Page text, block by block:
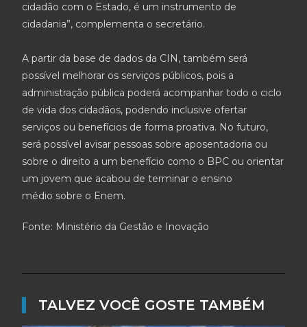
cidadão com o Estado, é um instrumento de
cidadania”, complementa o secretário.
A partir da base de dados da CIN, também será
possível melhorar os serviços públicos, pois a
administração pública poderá acompanhar todo o ciclo
de vida dos cidadãos, podendo inclusive ofertar
serviços ou benefícios de forma proativa. No futuro,
será possível avisar pessoas sobre aposentadoria ou
sobre o direito a um benefício como o BPC ou orientar
um jovem que acabou de terminar o ensino
médio sobre o Enem.
Fonte: Ministério da Gestão e Inovação
TALVEZ VOCÊ GOSTE TAMBÉM